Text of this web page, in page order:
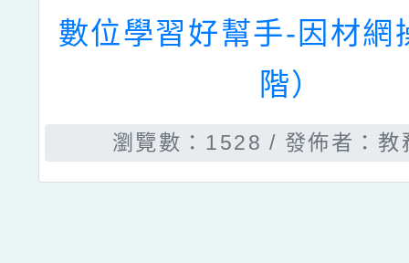
數位學習好幫手-因材網
階）
瀏覽數：1528 發佈者：教